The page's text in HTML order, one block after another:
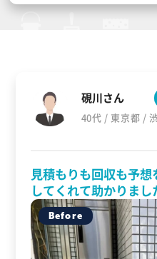
硯川さん
40代 / 東京都 /
見積もりも回収も予
してくれて助かりまし